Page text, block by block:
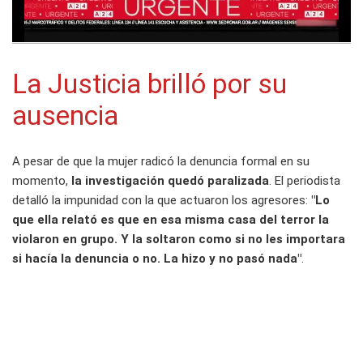
La Justicia brilló por su
ausencia
A pesar de que la mujer radicó la denuncia formal en su
momento, la investigación quedó paralizada. El periodista
detalló la impunidad con la que actuaron los agresores: "Lo
que ella relató es que en esa misma casa del terror la
violaron en grupo. Y la soltaron como si no les importara
si hacía la denuncia o no. La hizo y no pasó nada".